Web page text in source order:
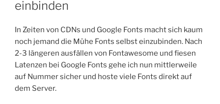
einbinden
In Zeiten von CDNs und Google Fonts macht sich kaum
noch jemand die Mühe Fonts selbst einzubinden. Nach
2-3 längeren ausfällen von Fontawesome und fiesen
Latenzen bei Google Fonts gehe ich nun mittlerweile
auf Nummer sicher und hoste viele Fonts direkt auf
dem Server.